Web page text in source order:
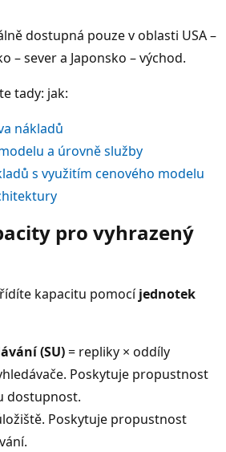
dostupná pouze v oblasti USA –
– sever a Japonsko – východ.
tady: jak:
nákladů
a úrovně služby
s využitím cenového modelu
pro vyhrazený
kapacitu pomocíjednotek
(SU)= repliky × oddíly
Poskytuje propustnost
dostupnost.
Poskytuje propustnost